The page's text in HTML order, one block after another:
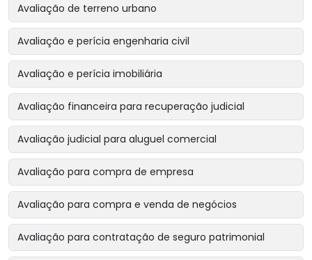
Avaliação de terreno urbano
Avaliação e perícia engenharia civil
Avaliação e perícia imobiliária
Avaliação financeira para recuperação judicial
Avaliação judicial para aluguel comercial
Avaliação para compra de empresa
Avaliação para compra e venda de negócios
Avaliação para contratação de seguro patrimonial